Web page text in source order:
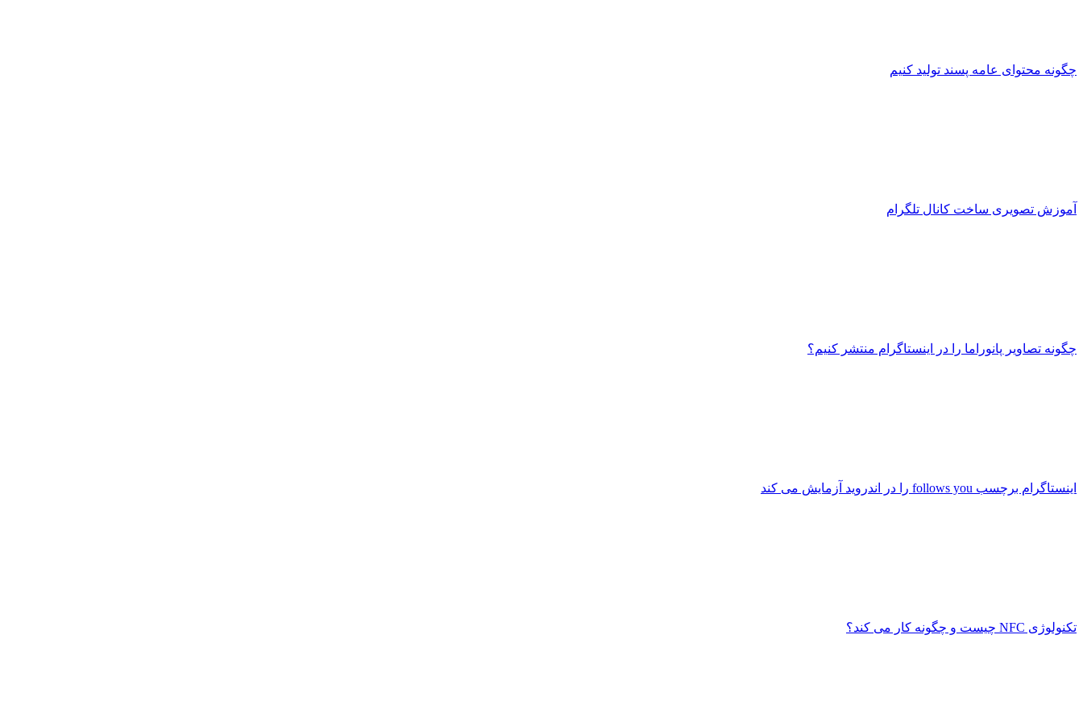
چگونه محتوای عامه پسند تولید کنیم
آموزش تصویری ساخت کانال تلگرام
چگونه تصاویر پانوراما را در اینستاگرام منتشر کنیم؟
اینستاگرام برچسب follows you را در اندروید آزمایش می کند
تکنولوژی NFC چیست و چگونه کار می کند؟